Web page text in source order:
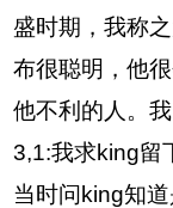
盛时期，我称
布很聪明，他
他不利的人。
3,1:我求king留
当时问king知